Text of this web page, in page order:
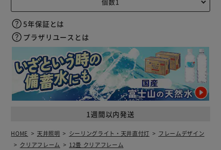
1週間以内発送
5年保証とは
プラザリユースとは
HOME 天井照明 シーリングライト・天井直付灯
フレームデザイン
クリアフレーム
12畳 クリアフレーム